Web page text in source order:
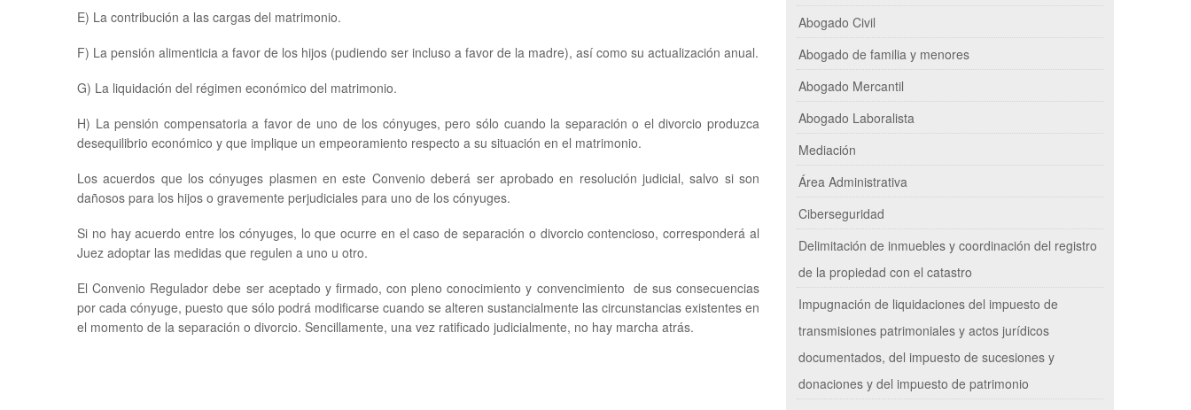
E) La contribución a las cargas del matrimonio.
F) La pensión alimenticia a favor de los hijos (pudiendo ser incluso a favor de la madre), así como su actualización anual.
G) La liquidación del régimen económico del matrimonio.
H) La pensión compensatoria a favor de uno de los cónyuges, pero sólo cuando la separación o el divorcio produzca
desequilibrio económico y que implique un empeoramiento respecto a su situación en el matrimonio.
Los acuerdos que los cónyuges plasmen en este Convenio deberá ser aprobado en resolución judicial, salvo si son
dañosos para los hijos o gravemente perjudiciales para uno de los cónyuges.
Si no hay acuerdo entre los cónyuges, lo que ocurre en el caso de separación o divorcio contencioso, corresponderá al
Juez adoptar las medidas que regulen a uno u otro.
El Convenio Regulador debe ser aceptado y firmado, con pleno conocimiento y convencimiento de sus consecuencias
por cada cónyuge, puesto que sólo podrá modificarse cuando se alteren sustancialmente las circunstancias existentes en
el momento de la separación o divorcio. Sencillamente, una vez ratificado judicialmente, no hay marcha atrás.
Abogado Civil
Abogado de familia y menores
Abogado Mercantil
Abogado Laboralista
Mediación
Área Administrativa
Ciberseguridad
Delimitación de inmuebles y coordinación del registro
de la propiedad con el catastro
Impugnación de liquidaciones del impuesto de
transmisiones patrimoniales y actos jurídicos
documentados, del impuesto de sucesiones y
donaciones y del impuesto de patrimonio